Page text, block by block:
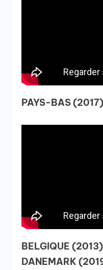
PAYS-BAS (2017)
BELGIQUE
DANEMARK